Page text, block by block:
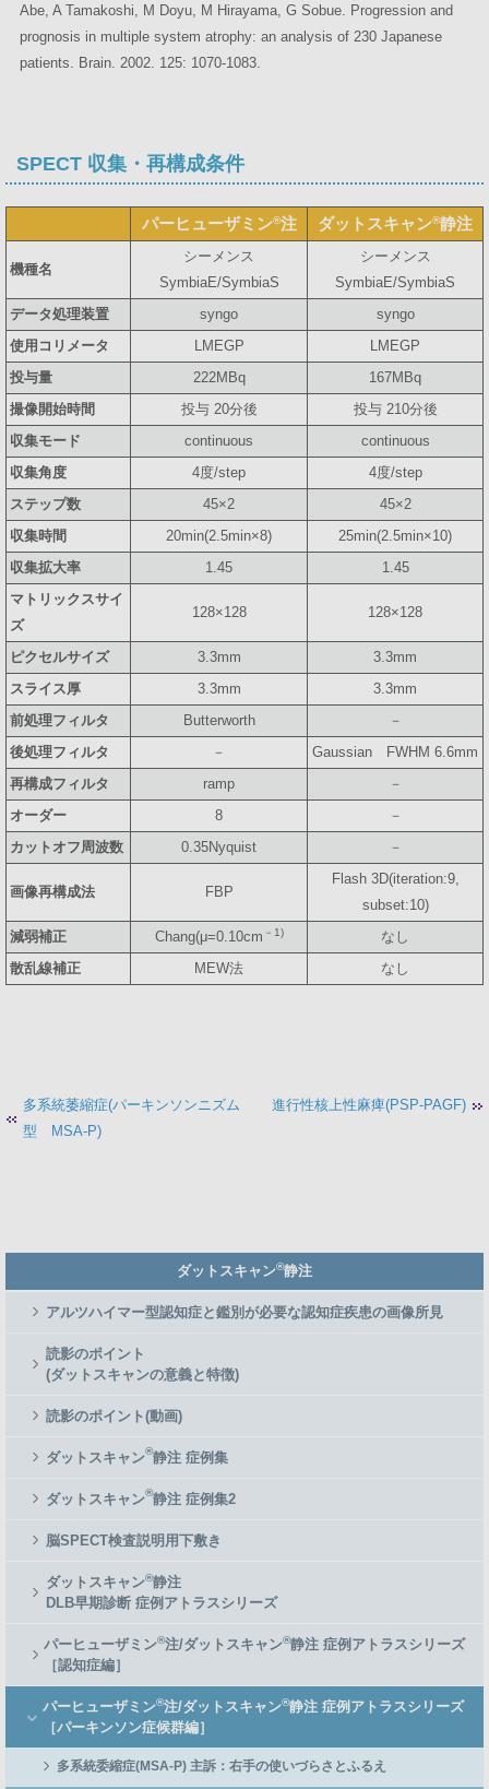
Abe, A Tamakoshi, M Doyu, M Hirayama, G Sobue. Progression and
prognosis in multiple system atrophy: an analysis of 230 Japanese
patients. Brain. 2002. 125: 1070-1083.
SPECT 収集・再構成条件
パーヒューザミン®注 ダットスキャン®静注
機種名
シーメンス
SymbiaE/SymbiaS
シーメンス
SymbiaE/SymbiaS
データ処理装置
syngo
syngo
使用コリメータ
LMEGP
LMEGP
投与量
222MBq
167MBq
撮像開始時間
投与 20分後
投与 210分後
収集モード
continuous
continuous
収集角度
4度/step
4度/step
ステップ数
45×2
45×2
収集時間
20min(2.5min×8)
25min(2.5min×10)
収集拡大率
1.45
1.45
マトリックスサイ
ズ
128×128 128×128
ピクセルサイズ 3.3mm
3.3mm
スライス厚
3.3mm
3.3mm
前処理フィルタ
Butterworth
－
後処理フィルタ
－
Gaussian FWHM 6.6mm
再構成フィルタ
ramp
－
オーダー
8
－
カットオフ周波数
0.35Nyquist －
画像再構成法 FBP
Flash 3D(iteration:9,
subset:10)
減弱補正
Chang(μ=0.10cm －1)
なし
散乱線補正
MEW法 なし
多系統萎縮症(パーキンソンニズム
型 MSA-P)
進行性核上性麻痺(PSP-PAGF)
ダットスキャン®静注
アルツハイマー型認知症と鑑別が必要な認知症疾患の画像所見
読影のポイント
(ダットスキャンの意義と特徴)
読影のポイント(動画)
ダットスキャン®静注 症例集
ダットスキャン®静注 症例集2
脳SPECT検査説明用下敷き
ダットスキャン®静注
DLB早期診断 症例アトラスシリーズ
パーヒューザミン®注/ダットスキャン®静注 症例アトラスシリーズ
［認知症編］
パーヒューザミン®注/ダットスキャン®静注 症例アトラスシリーズ
［パーキンソン症候群編］
多系統委縮症(MSA-P) 主訴：右手の使いづらさとふるえ